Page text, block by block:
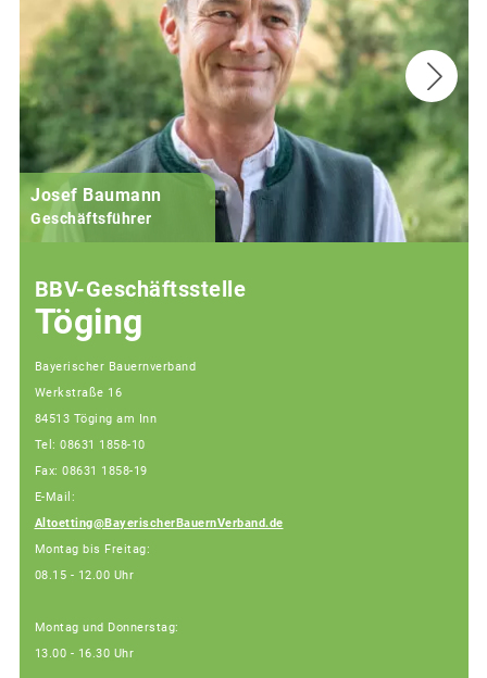
Josef Baumann
Geschäftsführer
BBV-Geschäftsstelle
Töging
Bayerischer Bauernverband
Werkstraße 16
84513 Töging am Inn
Tel: 08631 1858-10
Fax: 08631 1858-19
E-Mail:
Altoetting@BayerischerBauernVerband.de
Montag bis Freitag:
08.15 - 12.00 Uhr
Montag und Donnerstag:
13.00 - 16.30 Uhr